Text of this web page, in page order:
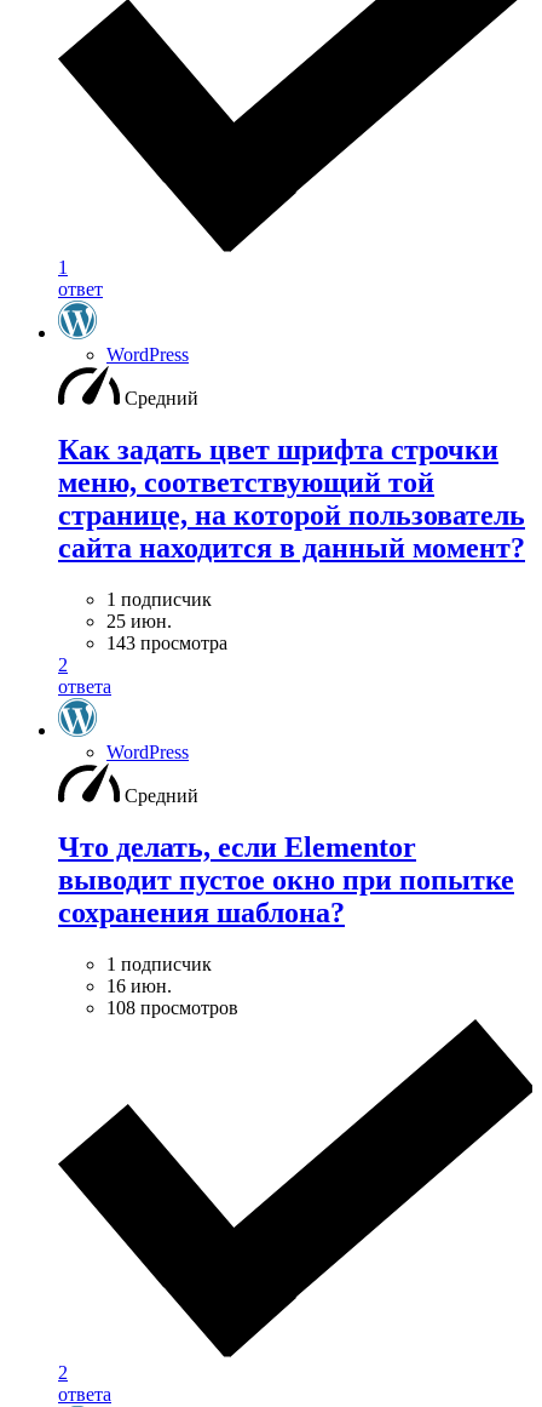
1
ответ
WordPress
Средний
Как задать цвет шрифта строчки
меню, соответствующий той
странице, на которой пользователь
сайта находится в данный момент?
1 подписчик
25 июн.
143 просмотра
2
ответа
WordPress
Средний
Что делать, если Elementor
выводит пустое окно при попытке
сохранения шаблона?
1 подписчик
16 июн.
108 просмотров
2
ответа